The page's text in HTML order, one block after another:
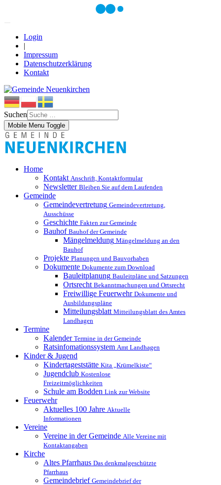
Login
|
Impressum
Datenschutzerklärung
Kontakt
Suchen
Mobile Menu Toggle
Home
Kontakt Anschrift, Kontaktformular
Newsletter Bleiben Sie auf dem Laufenden
Gemeinde
Gemeindevertretung Gemeindevertretung,
Ausschüsse
Geschichte Fakten zur Gemeinde
Bauhof Bauhof der Gemeinde
Mängelmeldung Mängelmeldung an den
Bauhof
Projekte Planungen und Bauvorhaben
Dokumente Dokumente zum Download
Bauleitplanung Bauleitpläne und Satzungen
Ortsrecht Bekanntmachungen und Ortsrecht
Freiwillige Feuerwehr Dokumente und
Ausbildungspläne
Mitteilungsblatt Mitteilungsblatt des Amtes
Landhagen
Termine
Kalender Termine in der Gemeinde
Ratsinfomationssystem Amt Landhagen
Kinder & Jugend
Kindertageststätte Kita „Krümelkiste“
Jugendclub Kostenlose
Freizeitmöglichkeiten
Schule am Bodden Link zur Website
Feuerwehr
Aktuelles 100 Jahre Aktuelle
Informationen
Vereine
Vereine in der Gemeinde Alle Vereine mit
Kontaktangaben
Kirche
Altes Pfarrhaus Das denkmalgeschützte
Pfarrhaus
Gemeindebrief Gemeindebrief der